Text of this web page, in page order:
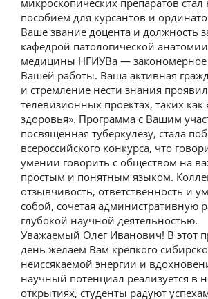
пособием для курсантов и
Ваше звание доцента и должность
кафедрой патологической
медицины НГИУВа — закономерное
Вашей работы. Ваша активная
и стремление нести знания
телевизионных проектах, таких как
здоровья». Программа с Вашим
посвященная туберкулезу, стала
всероссийского конкурса, что
умении говорить с обществом на
простым и понятным языком.
отзывчивость, ответственность и
собой, сочетая административную
глубокой научной деятельностью.
Уважаемый Олег Иванович! В этот
день желаем Вам крепкого
неиссякаемой энергии и
научный потенциал реализуется в
открытиях, студенты радуют